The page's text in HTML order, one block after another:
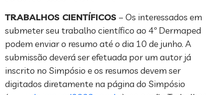
TRABALHOS CIENTÍFICOS – Os interessados em
submeter seu trabalho científico ao 4º Dermaped
podem enviar o resumo até o dia 10 de junho. A
submissão deverá ser efetuada por um autor já
inscrito no Simpósio e os resumos devem ser
digitados diretamente na página do Simpósio